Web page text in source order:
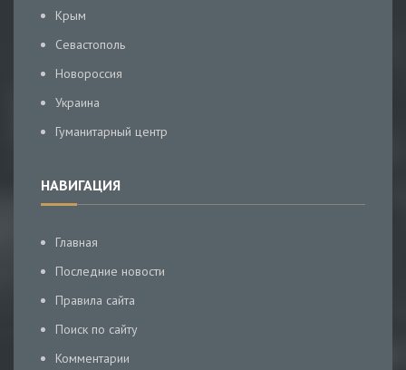
Крым
Севастополь
Новороссия
Украина
Гуманитарный центр
НАВИГАЦИЯ
Главная
Последние новости
Правила сайта
Поиск по сайту
Комментарии